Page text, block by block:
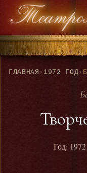
ГЛАВНАЯ › 1972 ГОД›
Год: 1972